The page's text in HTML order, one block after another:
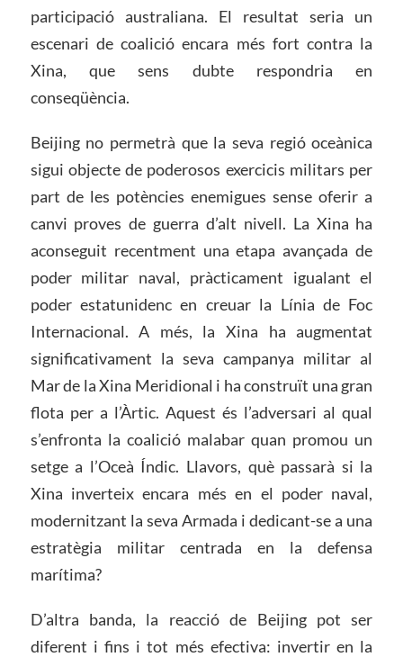
participació australiana. El resultat seria un
escenari de coalició encara més fort contra la
Xina, que sens dubte respondria en
conseqüència.
Beijing no permetrà que la seva regió oceànica
sigui objecte de poderosos exercicis militars per
part de les potències enemigues sense oferir a
canvi proves de guerra d’alt nivell. La Xina ha
aconseguit recentment una etapa avançada de
poder militar naval, pràcticament igualant el
poder estatunidenc en creuar la Línia de Foc
Internacional. A més, la Xina ha augmentat
significativament la seva campanya militar al
Mar de la Xina Meridional i ha construït una gran
flota per a l’Àrtic. Aquest és l’adversari al qual
s’enfronta la coalició malabar quan promou un
setge a l’Oceà Índic. Llavors, què passarà si la
Xina inverteix encara més en el poder naval,
modernitzant la seva Armada i dedicant-se a una
estratègia militar centrada en la defensa
marítima?
D’altra banda, la reacció de Beijing pot ser
diferent i fins i tot més efectiva: invertir en la